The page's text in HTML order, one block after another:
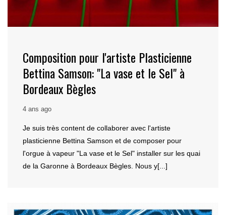
Composition pour l'artiste Plasticienne
Bettina Samson: "La vase et le Sel" à
Bordeaux Bègles
4 ans ago
Je suis très content de collaborer avec l'artiste
plasticienne Bettina Samson et de composer pour
l'orgue à vapeur "La vase et le Sel" installer sur les quai
de la Garonne à Bordeaux Bègles. Nous y[...]